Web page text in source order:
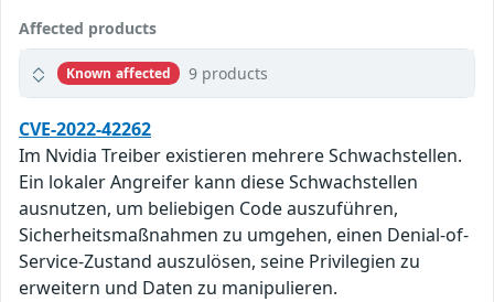
Affected products
Known affected 9 products
CVE-2022-42262
Im Nvidia Treiber existieren mehrere Schwachstellen.
Ein lokaler Angreifer kann diese Schwachstellen
ausnutzen, um beliebigen Code auszuführen,
Sicherheitsmaßnahmen zu umgehen, einen Denial-of-
Service-Zustand auszulösen, seine Privilegien zu
erweitern und Daten zu manipulieren.